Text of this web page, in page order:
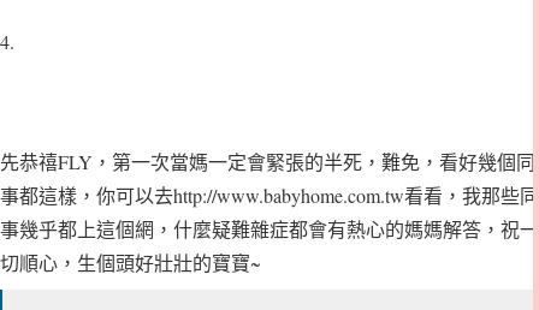
4.
先恭禧FLY，第一次當媽一定會緊張的半死，難免，看好幾個同
事都這樣，你可以去http://www.babyhome.com.tw看看，我那些同
事幾乎都上這個網，什麼疑難雜症都會有熱心的媽媽解答，祝一
切順心，生個頭好壯壯的寶寶~